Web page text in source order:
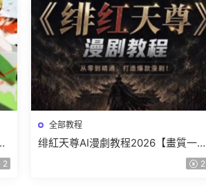
2
全部教程
绯紅天尊AI漫劇教程2026【畫質一般
2